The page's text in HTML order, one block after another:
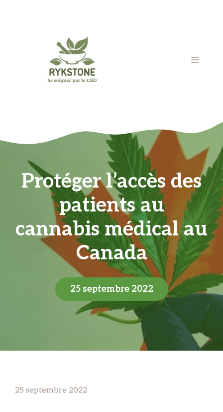
MENU
Protéger l’accès des
patients au
cannabis médical au
Canada
25 septembre 2022
25 septembre 2022